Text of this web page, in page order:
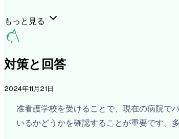
もっと見る
対策と回答
2024年11月21日
准看護学校を受けることで、現在の病院で
いるかどうかを確認することが重要です。